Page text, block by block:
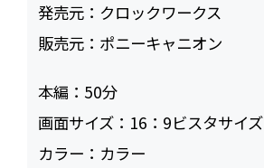
発売元： クロックワークス
販売元： ポニーキャニオン
本編： 50
画面サイズ： 16：9ビスタサイズ
カラー： カラー